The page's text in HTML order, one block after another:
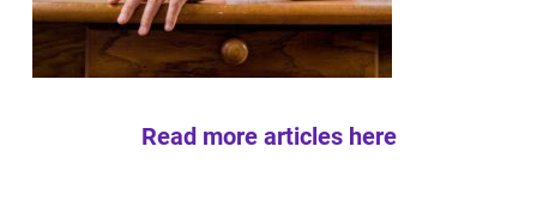
Read more articles here